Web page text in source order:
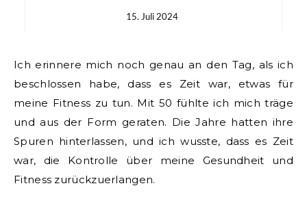
15. Juli 2024
Ich erinnere mich noch genau an den Tag, als ich
beschlossen habe, dass es Zeit war, etwas für
meine Fitness zu tun. Mit 50 fühlte ich mich träge
und aus der Form geraten. Die Jahre hatten ihre
Spuren hinterlassen, und ich wusste, dass es Zeit
war, die Kontrolle über meine Gesundheit und
Fitness zurückzuerlangen.